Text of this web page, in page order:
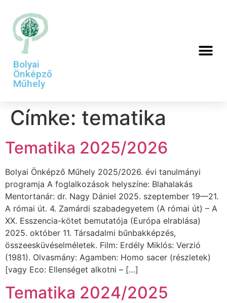
Bolyai
Önképző
Műhely
Címke: tematika
Tematika 2025/2026
Bolyai Önképző Műhely 2025/2026. évi tanulmányi
programja A foglalkozások helyszíne: Blahalakás
Mentortanár: dr. Nagy Dániel 2025. szeptember 19—21.
A római út. 4. Zamárdi szabadegyetem (A római út) – A
XX. Esszencia-kötet bemutatója (Európa elrablása)
2025. október 11. Társadalmi bűnbakképzés,
összeesküvéselméletek. Film: Erdély Miklós: Verzió
(1981). Olvasmány: Agamben: Homo sacer (részletek)
[vagy Eco: Ellenséget alkotni – […]
Tematika 2024/2025